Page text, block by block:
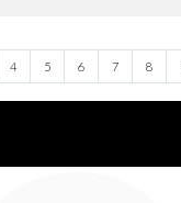
4 5 6 7 8